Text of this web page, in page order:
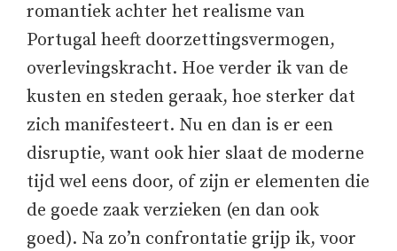
romantiek achter het realisme van
Portugal heeft doorzettingsvermogen,
overlevingskracht. Hoe verder ik van de
kusten en steden geraak, hoe sterker dat
zich manifesteert. Nu en dan is er een
disruptie, want ook hier slaat de moderne
tijd wel eens door, of zijn er elementen die
de goede zaak verzieken (en dan ook
goed). Na zo’n confrontatie grijp ik, voor